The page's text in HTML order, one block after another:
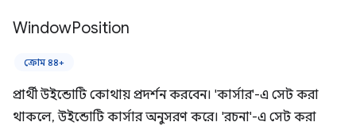
WindowPosition
ক্রোম ৪৪+
প্রার্থী উইন্ডোটি কোথায় প্রদর্শন করবেন। 'কার্সার'-এ সেট করা
থাকলে, উইন্ডোটি কার্সার অনুসরণ করে। 'রচনা'-এ সেট করা